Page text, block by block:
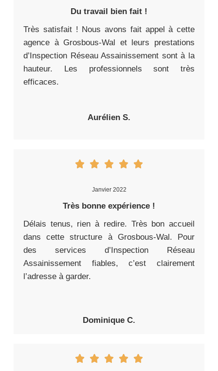
Du travail bien fait !
Très satisfait ! Nous avons fait appel à cette
agence à Grosbous-Wal et leurs prestations
d’Inspection Réseau Assainissement sont à la
hauteur. Les professionnels sont très
efficaces.
Aurélien S.
Janvier 2022
Très bonne expérience !
Délais tenus, rien à redire. Très bon accueil
dans cette structure à Grosbous-Wal. Pour
des services d’Inspection Réseau
Assainissement fiables, c’est clairement
l’adresse à garder.
Dominique C.